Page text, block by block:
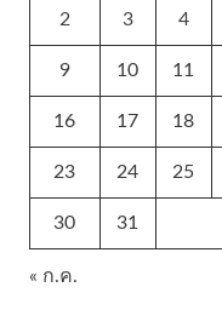
2 3 4
9 10 11
16 17 18
23 24 25
30 31
« ก.ค.